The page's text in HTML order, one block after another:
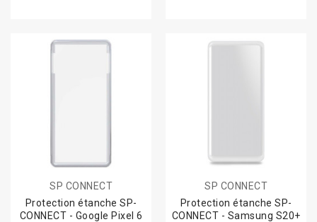
SP CONNECT
Protection étanche SP-
CONNECT - Google Pixel 6
SP CONNECT
Protection étanche SP-
CONNECT - Samsung S20+